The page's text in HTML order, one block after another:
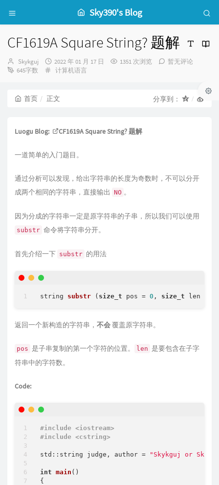
Sky390's Blog
CF1619A Square String? 题解
博
主：
Skykguj
发
布
2022 年 01 月 17 日 1351 次浏览
暂无评论
645字数
分
计算机语言
首页 正文 分享到：
Luogu Blog: CF1619A Square String? 题解
一道简单的入门题目。
通过分析可以发现，给出字符串的长度为奇数时，不可以分开
成两个相同的字符串，直接输出 NO 。
因为分成的字符串一定是原字符串的子串，所以我们可以使用
substr 命令将字符串分开。
首先介绍一下 substr 的用法
string substr ( size_t pos = 0 , size_t len =
返回一个新构造的字符串， 不会覆盖原字符串。
pos 是子串复制的第一个字符的位置。 len 是要包含在子字
符串中的字符数。
Code:
#include <iostream>
#include <cstring>
std::string judge, author = "Skykguj or
int main ()
{